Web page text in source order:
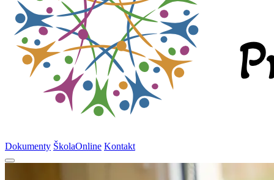
Dokumenty ŠkolaOnline Kontakt